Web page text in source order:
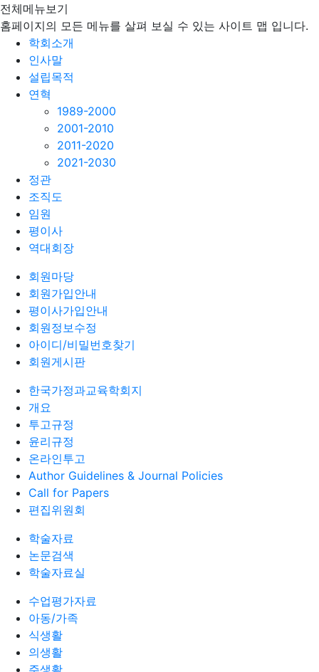
전체메뉴보기
홈페이지의 모든 메뉴를 살펴 보실 수 있는 사이트 맵 입니다.
학회소개
인사말
설립목적
연혁
1989-2000
2001-2010
2011-2020
2021-2030
정관
조직도
임원
평이사
역대회장
회원마당
회원가입안내
평이사가입안내
회원정보수정
아이디/비밀번호찾기
회원게시판
한국가정과교육학회지
개요
투고규정
윤리규정
온라인투고
Author Guidelines & Journal Policies
Call for Papers
편집위원회
학술자료
논문검색
학술자료실
수업평가자료
아동/가족
식생활
의생활
주생활